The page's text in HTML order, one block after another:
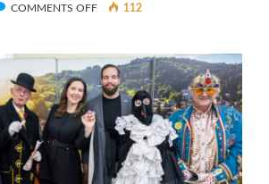
COMMENTS OFFON
FAŠNIČKOM
TRANSU:
VIKEND
TEK
POČINJE,
MJESNI
ODBORI
112